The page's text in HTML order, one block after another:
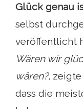
Glück genau
selbst
veröffentlicht
Wären wir
wären?, zeigte
dass die